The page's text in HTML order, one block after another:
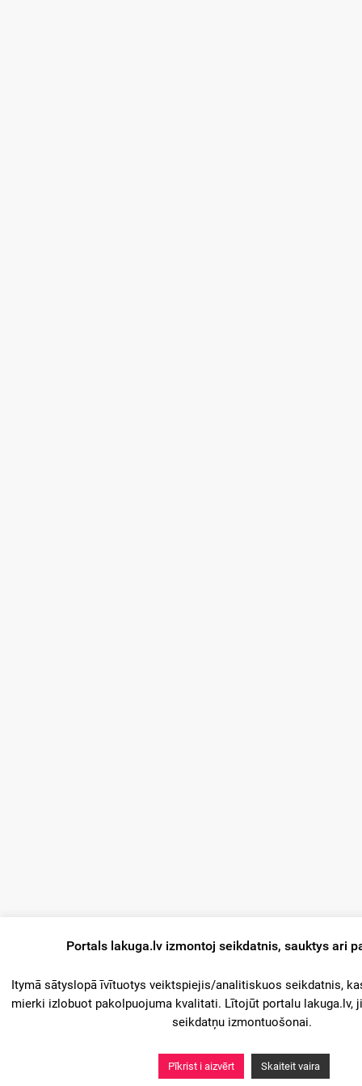
Portals lakuga.lv izmontoj seikdatnis, sauktys ari
Itymā sātyslopā īvītuotys veiktspiejis/analitiskuos seikdatnis,
mierki izlobuot pakolpuojuma kvalitati. Lītojūt portalu lakuga.lv,
seikdatņu izmontuošonai.
Pīkrist i aizvērt Skaiteit vaira